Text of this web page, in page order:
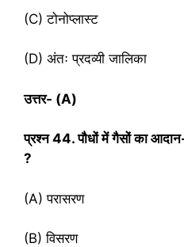
(C) टोनोप्लास्ट
(D) अंतः प्रदव्यी जालिका
उत्तर- (A)
प्रश्‍न44. पौधों में गैसों का आदान-
?
(A) परासरण
(B) विसरण